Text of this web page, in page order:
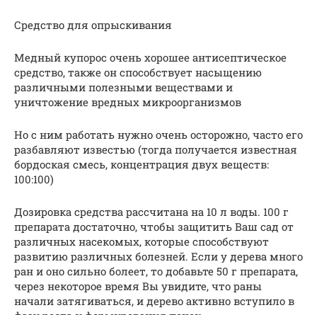
Средство для опрыскивания
Медный купорос очень хорошее антисептическое
средство, также он способствует насыщению
различными полезными веществами и
уничтожение вредных микроорганизмов
Но с ним работать нужно очень осторожно, часто его
разбавляют известью (тогда получается известная
бордоская смесь, концентрация двух веществ:
100:100)
Дозировка средства рассчитана на 10 л воды. 100 г
препарата достаточно, чтобы защитить Ваш сад от
различных насекомых, которые способствуют
развитию различных болезней. Если у дерева много
ран и оно сильно болеет, то добавьте 50 г препарата,
через некоторое время Вы увидите, что раны
начали затягиваться, и дерево активно вступило в